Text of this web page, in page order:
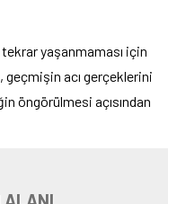
yaşanmaması için
acı gerçeklerini
öngörülmesi açısından